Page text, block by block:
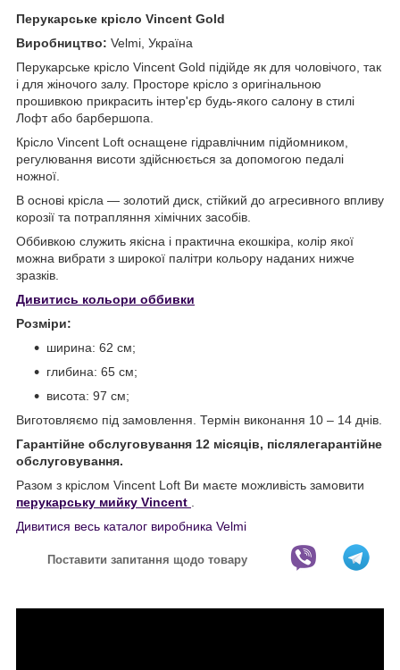
Перукарське крісло Vincent Gold
Виробництво: Velmi, Україна
Перукарське крісло Vincent Gold підійде як для чоловічого, так
і для жіночого залу. Просторе крісло з оригінальною
прошивкою прикрасить інтер'єр будь-якого салону в стилі
Лофт або барбершопа.
Крісло Vincent Loft оснащене гідравлічним підйомником,
регулювання висоти здійснюється за допомогою педалі
ножної.
В основі крісла — золотий диск, стійкий до агресивного впливу
корозії та потрапляння хімічних засобів.
Оббивкою служить якісна і практична екошкіра, колір якої
можна вибрати з широкої палітри кольору наданих нижче
зразків.
Дивитись кольори оббивки
Розміри:
ширина: 62 см;
глибина: 65 см;
висота: 97 см;
Виготовляємо під замовлення. Термін виконання 10 – 14 днів.
Гарантійне обслуговування 12 місяців, післялегарантійне
обслуговування.
Разом з кріслом Vincent Loft Ви маєте можливість замовити
перукарську мийку Vincent
Дивитися весь каталог виробника Velmi
Поставити запитання щодо товару